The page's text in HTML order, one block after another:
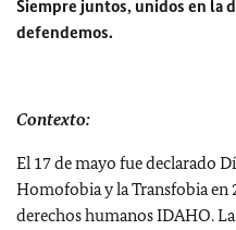
Siempre juntos, unidos en la
defendemos.
Contexto:
El 17 de mayo fue declarado
Homofobia y la Transfobia en
derechos humanos IDAHO.